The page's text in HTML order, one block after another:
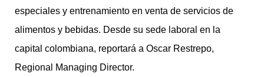
especiales y entrenamiento en venta de servicios de
alimentos y bebidas. Desde su sede laboral en la
capital colombiana, reportará a Oscar Restrepo,
Regional Managing Director.